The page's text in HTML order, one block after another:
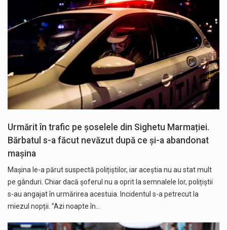
Urmărit în trafic pe șoselele din Sighetu Marmației.
Bărbatul s-a făcut nevăzut după ce și-a abandonat
mașina
Mașina le-a părut suspectă polițiștilor, iar aceștia nu au stat mult
pe gânduri. Chiar dacă șoferul nu a oprit la semnalele lor, polițiștii
s-au angajat în urmărirea acestuia. Incidentul s-a petrecut la
miezul nopții. ”Azi noapte în…